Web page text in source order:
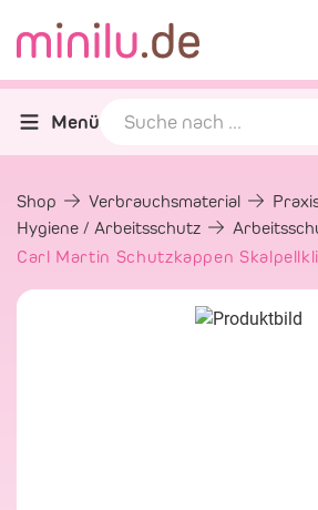
Menü
Shop Verbrauchsmaterial
Hygiene / Arbeitsschutz
Carl Martin Schutzkappen